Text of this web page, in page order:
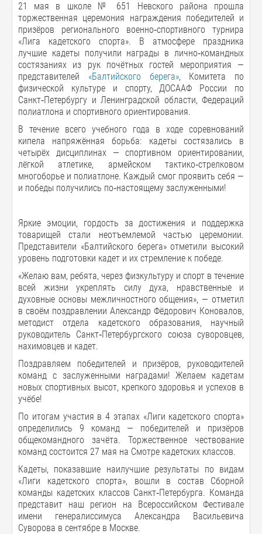
21 мая в школе № 651 Невского района прошла
торжественная церемония награждения победителей и
призёров регионального военно‑спортивного турнира
«Лига кадетского спорта». В атмосфере праздника
лучшие кадеты получили награды в лично‑командных
состязаниях из рук почётных гостей мероприятия —
представителей «Балтийского берега», Комитета по
физической культуре и спорту, ДОСААФ России по
Санкт‑Петербургу и Ленинградской области, Федераций
полиатлона и спортивного ориентирования.
В течение всего учебного года в ходе соревнований
кипела напряжённая борьба: кадеты состязались в
четырёх дисциплинах — спортивном ориентировании,
лёгкой атлетике, армейском тактико‑стрелковом
многоборье и полиатлоне. Каждый смог проявить себя —
и победы получились по‑настоящему заслуженными!
Яркие эмоции, гордость за достижения и поддержка
товарищей стали неотъемлемой частью церемонии.
Представители «Балтийского берега» отметили высокий
уровень подготовки кадет и их стремление к победе.
«Желаю вам, ребята, через физкультуру и спорт в течение
всей жизни укреплять силу духа, нравственные и
духовные основы межличностного общения», — отметил
в своём поздравлении Александр Фёдорович Коновалов,
методист отдела кадетского образования, научный
руководитель Санкт‑Петербургского союза суворовцев,
нахимовцев и кадет.
Поздравляем победителей и призёров, руководителей
команд с заслуженными наградами! Желаем кадетам
новых спортивных высот, крепкого здоровья и успехов в
учёбе!
По итогам участия в 4 этапах «Лиги кадетского спорта»
определились 9 команд — победителей и призёров
общекомандного зачёта. Торжественное чествование
команд состоится 27 мая на Смотре кадетских классов.
Кадеты, показавшие наилучшие результаты по видам
«Лиги кадетского спорта», вошли в состав Сборной
команды кадетских классов Санкт‑Петербурга. Команда
представит наш регион на Всероссийском Фестивале
имени генералиссимуса Александра Васильевича
Суворова в сентябре в Москве.